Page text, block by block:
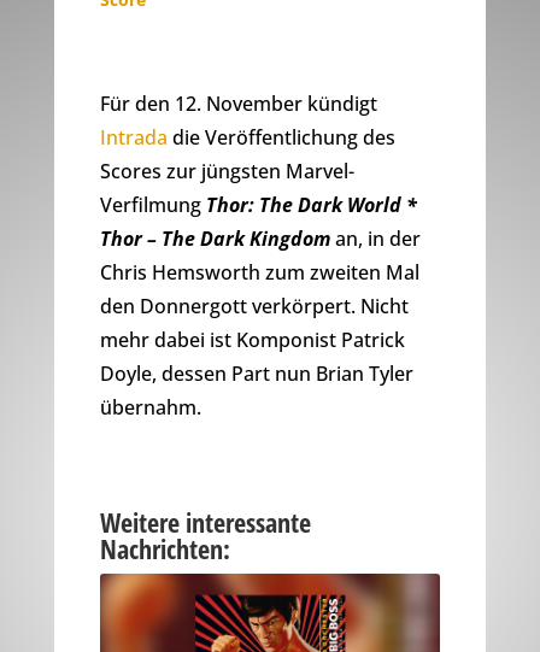
Für den 12. November kündigt
Intrada die Veröffentlichung des
Scores zur jüngsten Marvel-
Verfilmung Thor: The Dark World *
Thor – The Dark Kingdoman, in der
Chris Hemsworth zum zweiten Mal
den Donnergott verkörpert. Nicht
mehr dabei ist Komponist Patrick
Doyle, dessen Part nun Brian Tyler
übernahm.
Weitere interessante
Nachrichten: